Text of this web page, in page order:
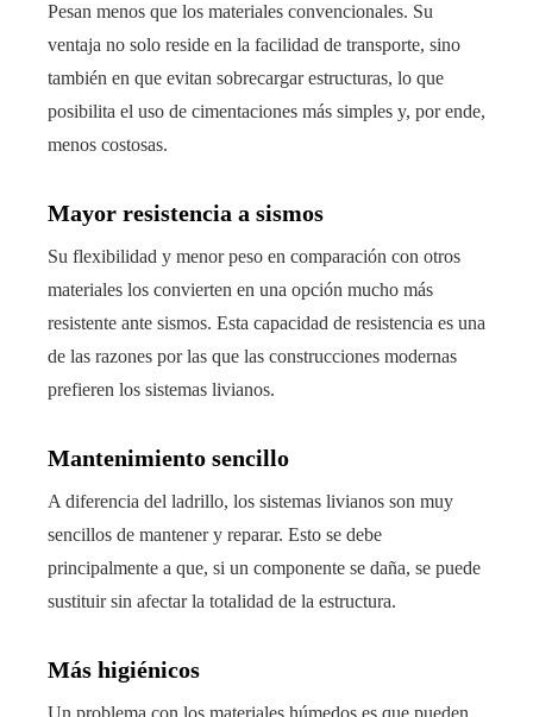
Pesan menos que los materiales convencionales. Su
ventaja no solo reside en la facilidad de transporte, sino
también en que evitan sobrecargar estructuras, lo que
posibilita el uso de cimentaciones más simples y, por ende,
menos costosas.
Mayor resistencia a sismos
Su flexibilidad y menor peso en comparación con otros
materiales los convierten en una opción mucho más
resistente ante sismos. Esta capacidad de resistencia es una
de las razones por las que las construcciones modernas
prefieren los sistemas livianos.
Mantenimiento sencillo
A diferencia del ladrillo, los sistemas livianos son muy
sencillos de mantener y reparar. Esto se debe
principalmente a que, si un componente se daña, se puede
sustituir sin afectar la totalidad de la estructura.
Más higiénicos
Un problema con los materiales húmedos es que pueden